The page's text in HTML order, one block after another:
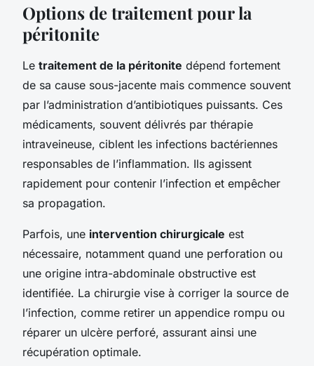
Options de traitement pour la
péritonite
Le traitement de la péritonite dépend fortement
de sa cause sous-jacente mais commence souvent
par l’administration d’antibiotiques puissants. Ces
médicaments, souvent délivrés par thérapie
intraveineuse, ciblent les infections bactériennes
responsables de l’inflammation. Ils agissent
rapidement pour contenir l’infection et empêcher
sa propagation.
Parfois, une intervention chirurgicale est
nécessaire, notamment quand une perforation ou
une origine intra-abdominale obstructive est
identifiée. La chirurgie vise à corriger la source de
l’infection, comme retirer un appendice rompu ou
réparer un ulcère perforé, assurant ainsi une
récupération optimale.